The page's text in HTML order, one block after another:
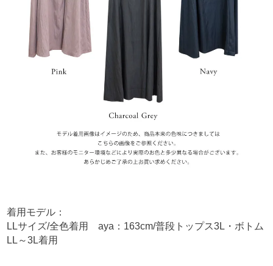
着用モデル：
LLサイズ/全色着用 aya：163cm/普段トップス3L・ボトム
LL～3L着用